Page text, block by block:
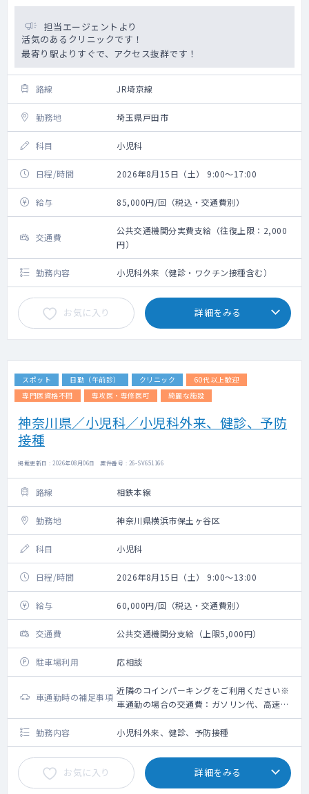
担当エージェントより
活気のあるクリニックです！
最寄り駅よりすぐで、アクセス抜群です！
路線 JR埼京線
勤務地 埼玉県戸田市
科目 小児科
日程/時間 2026年8月15日（土） 9:00～17:00
給与 85,000円/回（税込・交通費別）
交通費
公共交通機関分実費支給（往復上限：2,000
円）
勤務内容 小児科外来（健診・ワクチン接種含む）
お気に入り 詳細をみる
スポット 日勤（午前診） クリニック
60代以上歓迎
専門医資格不問
専攻医・専修医可 綺麗な施設
神奈川県／小児科／小児科外来、健診、予防
接種
掲載更新日 : 2026年08月06日 案件番号 : 26-SV651166
路線 相鉄本線
勤務地 神奈川県横浜市保土ヶ谷区
科目 小児科
日程/時間 2026年8月15日（土） 9:00～13:00
給与 60,000円/回（税込・交通費別）
交通費 公共交通機関分支給（上限5,000円）
駐車場利用 応相談
車通勤時の補足事項
近隣のコインパーキングをご利用ください※
車通勤の場合の交通費：ガソリン代、高速道
路利用料金（上限5,000円）＋駐車場代（上
限2,000円）
勤務内容 小児科外来、健診、予防接種
お気に入り 詳細をみる